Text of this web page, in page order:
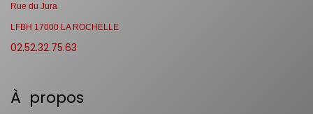
Rue du Jura
LFBH 17000 LA ROCHELLE
02.52.32.75.63
À propos